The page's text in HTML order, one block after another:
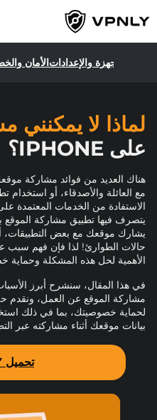
Language
للألعاب
لوسائل التواصل الاجتماعي
خوادمنا
الأجهزة والإعداداتالأمان
لماذا لا يمكنني
على IPHONE؟
الاستفادة من الخدمات المعتمدة
يشارك موقعك مع بعض
حالات الطوارئ! لذا فإن فهم سبب
الأهمية لحل هذه المشكلة وحماية
في هذا المقال، سنشرح أبرز
مشاركة الموقع عن العمل، ونقدم
بيانات موقعك أثناء مشاركته عبر
تحميل VPNLY